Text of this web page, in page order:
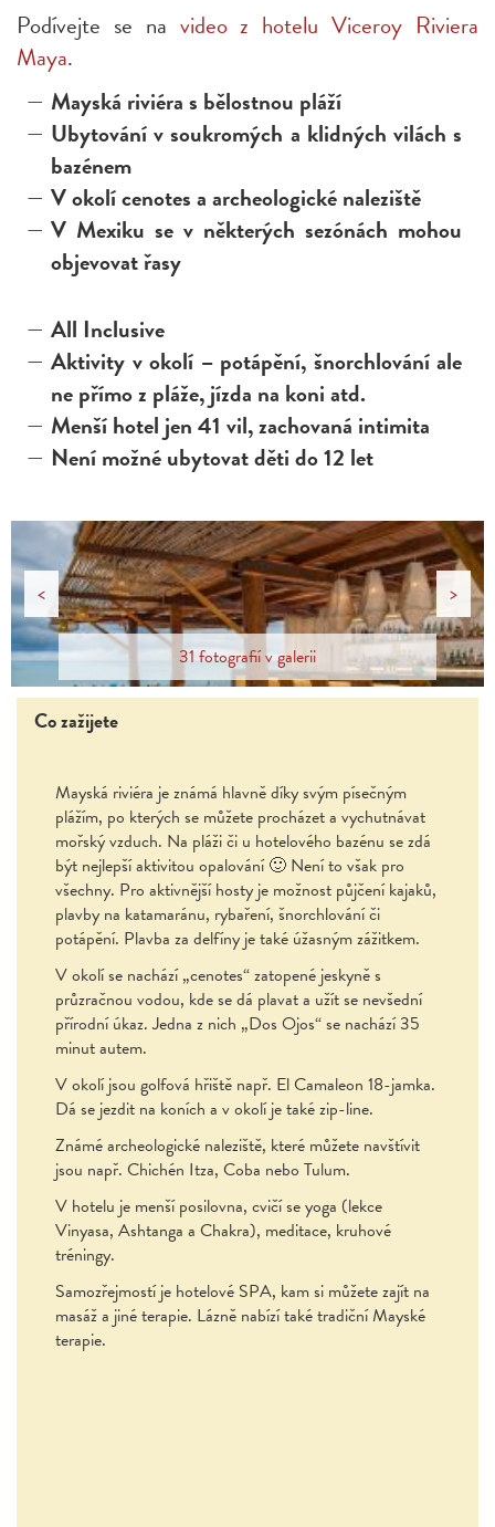
Podívejte se na video z hotelu Viceroy Riviera
Maya.
Mayská riviéra s bělostnou pláží
Ubytování v soukromých a klidných vilách s
bazénem
V okolí cenotes a archeologické naleziště
V Mexiku se v některých sezónách mohou
objevovat řasy
All Inclusive
Aktivity v okolí – potápění, šnorchlování ale
ne přímo z pláže, jízda na koni atd.
Menší hotel jen 41 vil, zachovaná intimita
Není možné ubytovat děti do 12 let
< >
31 fotografií v galerii
Co zažijete
Mayská riviéra je známá hlavně díky svým písečným
plážím, po kterých se můžete procházet a vychutnávat
mořský vzduch. Na pláži či u hotelového bazénu se zdá
být nejlepší aktivitou opalování 🙂 Není to však pro
všechny. Pro aktivnější hosty je možnost půjčení kajaků,
plavby na katamaránu, rybaření, šnorchlování či
potápění. Plavba za delfíny je také úžasným zážitkem.
V okolí se nachází „cenotes“ zatopené jeskyně s
průzračnou vodou, kde se dá plavat a užít se nevšední
přírodní úkaz. Jedna z nich „Dos Ojos“ se nachází 35
minut autem.
V okolí jsou golfová hřiště např. El Camaleon 18-jamka.
Dá se jezdit na koních a v okolí je také zip-line.
Známé archeologické naleziště, které můžete navštívit
jsou např. Chichén Itza, Coba nebo Tulum.
V hotelu je menší posilovna, cvičí se yoga (lekce
Vinyasa, Ashtanga a Chakra), meditace, kruhové
tréningy.
Samozřejmostí je hotelové SPA, kam si můžete zajít na
masáž a jiné terapie. Lázně nabízí také tradiční Mayské
terapie.